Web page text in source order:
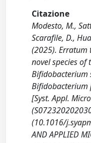
Citazione
Modesto, M.,
Scarafile, D.,
(2025). Erratum
novel species
Bifidobacterium
Bifidobacterium
[Syst. Appl.
(10.1016/
AND APPLIED